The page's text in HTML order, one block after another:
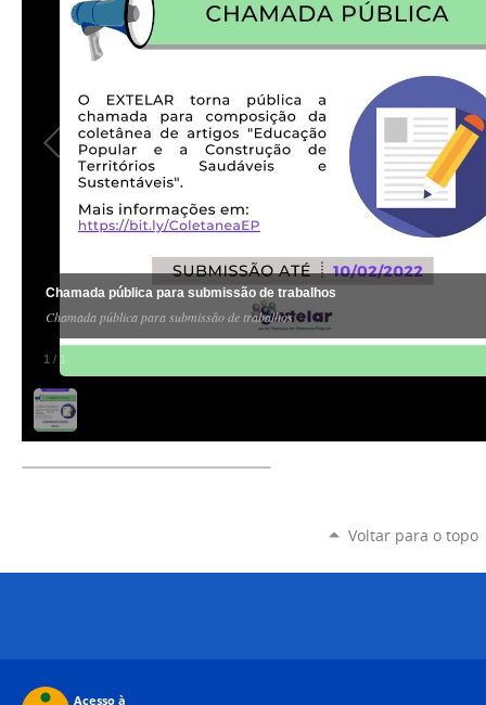
1 / 1
Chamada pública para submissão de trabalhos
Chamada pública para submissão de trabalhos
Voltar para o topo